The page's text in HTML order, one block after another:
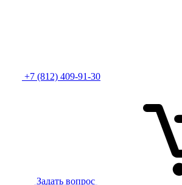
+7 (812) 409-91-30
Задать вопрос